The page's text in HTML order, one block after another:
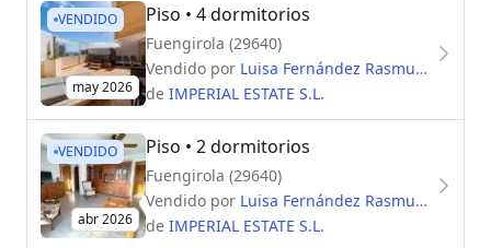
VENDIDO
may 2026
Piso • 4 dormitorios
Fuengirola (29640)
Vendido por Luisa Fernández Rasmussen
de IMPERIAL ESTATE S.L.
VENDIDO
abr 2026
Piso • 2 dormitorios
Fuengirola (29640)
Vendido por Luisa Fernández Rasmussen
de IMPERIAL ESTATE S.L.